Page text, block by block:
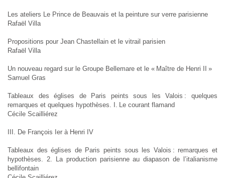
Les ateliers Le Prince de Beauvais et la peinture sur verre parisienne
Rafaël Villa
Propositions pour Jean Chastellain et le vitrail parisien
Rafaël Villa
Un nouveau regard sur le Groupe Bellemare et le « Maître de Henri II »
Samuel Gras
Tableaux des églises de Paris peints sous les Valois : quelques
remarques et quelques hypothèses. I. Le courant flamand
Cécile Scailliérez
III. De François Ier à Henri IV
Tableaux des églises de Paris peints sous les Valois : remarques et
hypothèses. 2. La production parisienne au diapason de l’italianisme
bellifontain